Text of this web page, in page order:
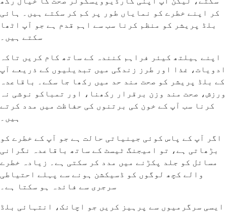
کر اپنے خطرے کو نمایاں طور پر کم کر سکتے ہیں۔ ہائی
بلڈ پریشر کو منظم کرنا سب سے اہم قدم ہے جو آپ اٹھا
سکتے ہیں۔
اپنے ہیلتھ کیئر فراہم کنندہ کے ساتھ کام کریں تاکہ
ادویات، غذا اور طرز زندگی میں تبدیلیوں کے ذریعے آپ
کے بلڈ پریشر کو صحت مند حد میں رکھا جا سکے۔ باقاعدہ
ورزش، صحت مند وزن برقرار رکھنا، اور تمباکو نوشی نہ
کرنا سب آپ کے خون کی برتنوں کی حفاظت میں مدد کرتے
ہیں۔
اگر آپ کے پاس کوئی جینیاتی حالت ہے جو آپ کے خطرے کو
بڑھاتی ہے، تو امیجنگ ٹیسٹ کے ساتھ باقاعدہ نگرانی
مسائل کو جلد پکڑنے میں مدد کر سکتی ہے۔ زیادہ خطرے
والے کچھ لوگوں کو ڈسیکشن ہونے سے پہلے احتیاطی
سرجری سے فائدہ ہو سکتا ہے۔
ایسی سرگرمیوں سے پرہیز کریں جو اچانک، انتہائی بلڈ